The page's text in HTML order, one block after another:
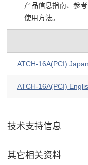
产品信息指南、参
使用方法。
ATCH-16A(PCI)
ATCH-16A(PCI)
技术支持信息
其它相关资料